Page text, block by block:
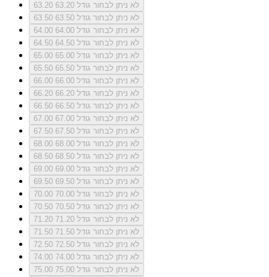
63.20
לא ניתן לבחור גודל 63.20
63.50
לא ניתן לבחור גודל 63.50
64.00
לא ניתן לבחור גודל 64.00
64.50
לא ניתן לבחור גודל 64.50
65.00
לא ניתן לבחור גודל 65.00
65.50
לא ניתן לבחור גודל 65.50
66.00
לא ניתן לבחור גודל 66.00
66.20
לא ניתן לבחור גודל 66.20
66.50
לא ניתן לבחור גודל 66.50
67.00
לא ניתן לבחור גודל 67.00
67.50
לא ניתן לבחור גודל 67.50
68.00
לא ניתן לבחור גודל 68.00
68.50
לא ניתן לבחור גודל 68.50
69.00
לא ניתן לבחור גודל 69.00
69.50
לא ניתן לבחור גודל 69.50
70.00
לא ניתן לבחור גודל 70.00
70.50
לא ניתן לבחור גודל 70.50
71.20
לא ניתן לבחור גודל 71.20
71.50
לא ניתן לבחור גודל 71.50
72.50
לא ניתן לבחור גודל 72.50
74.00
לא ניתן לבחור גודל 74.00
75.00
לא ניתן לבחור גודל 75.00